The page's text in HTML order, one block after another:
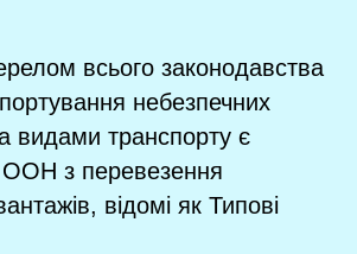
всього законодавства
небезпечних
видами транспорту є
ООН з перевезення
відомі як Типові